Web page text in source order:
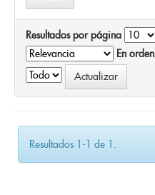
Resultados por página
En orden
Resultados 1-1 de 1.